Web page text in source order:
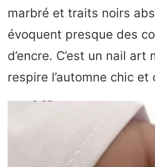
marbré et traits noirs
évoquent presque des
d’encre. C’est un nail art
respire l’automne chic et